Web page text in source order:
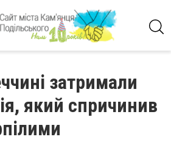
затримали
який спричинив